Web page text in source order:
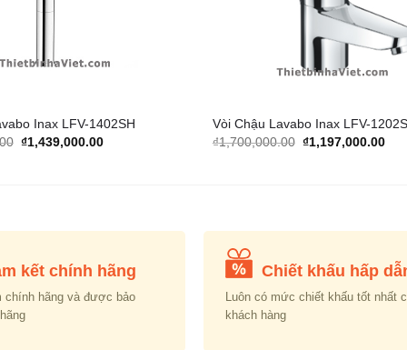
Inax LFV-1402SH
Original
₫1,439,000.00Current
Vòi Chậu Lavabo Inax LFV-
₫1,700,000.00 Original
₫1,197,000.00
kết chính hãng
chính hãng và được bảo
Chiết khấu hấp
Luôn có mức chiết khấu tốt nhất
khách hàng